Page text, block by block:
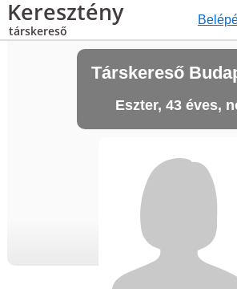
Keresztény
társkereső
Társkereső
Eszter, 43 éves,